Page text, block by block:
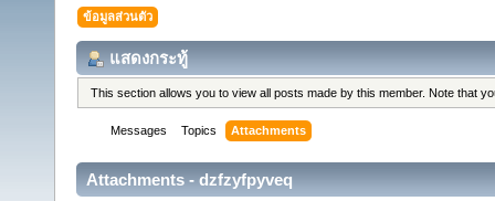
ข้อมูลส่วนตัว
แสดงกระทู้
This section allows you to view all posts made by this member. Note that
Messages Topics Attachments
Attachments - dzfzyfpyveq